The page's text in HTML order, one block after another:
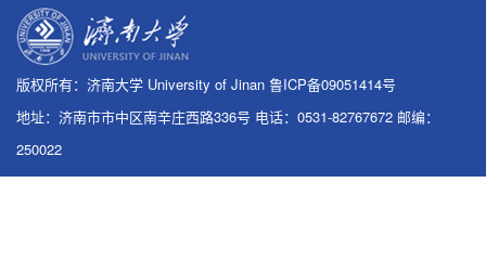
版权所有：济南大学 University of Jinan 鲁ICP备09051414号
地址：济南市市中区南辛庄西路336号 电话：0531-82767672 邮编：
250022